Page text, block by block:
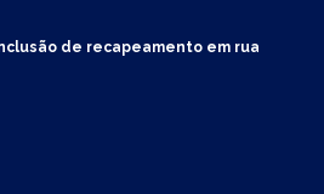
de recapeamento em rua